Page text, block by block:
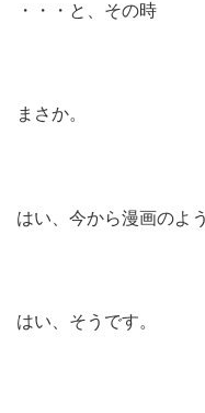
・・・と、その時
まさか。
はい、今から漫画のよ
はい、そうです。